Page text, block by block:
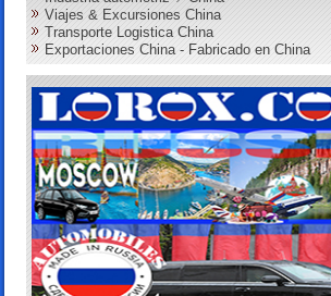
Viajes & Excursiones China
Transporte Logistica China
Exportaciones China - Fabricado en China